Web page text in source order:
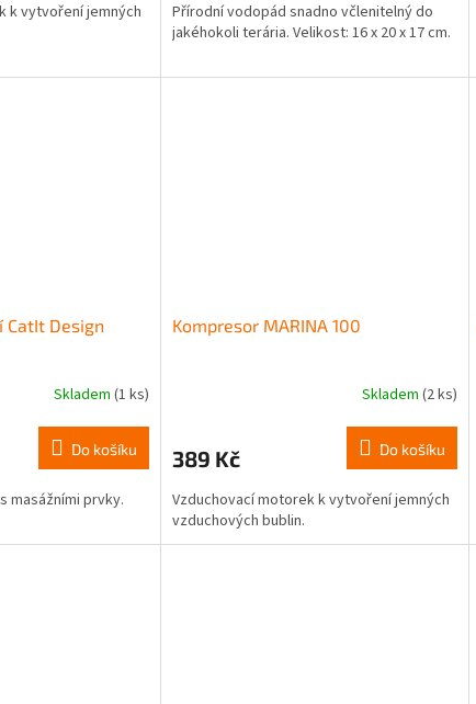
k vytvoření jemných
Přírodní vodopád snadno včlenitelný do
jakéhokoli terária. Velikost: 16 x 20 x 17 cm.
CatIt Design
Skladem (1 ks)
Do košíku
masážními prvky.
Kompresor MARINA 100
Skladem (2 ks)
389 Kč Do košíku
Vzduchovací motorek k vytvoření jemných
vzduchových bublin.